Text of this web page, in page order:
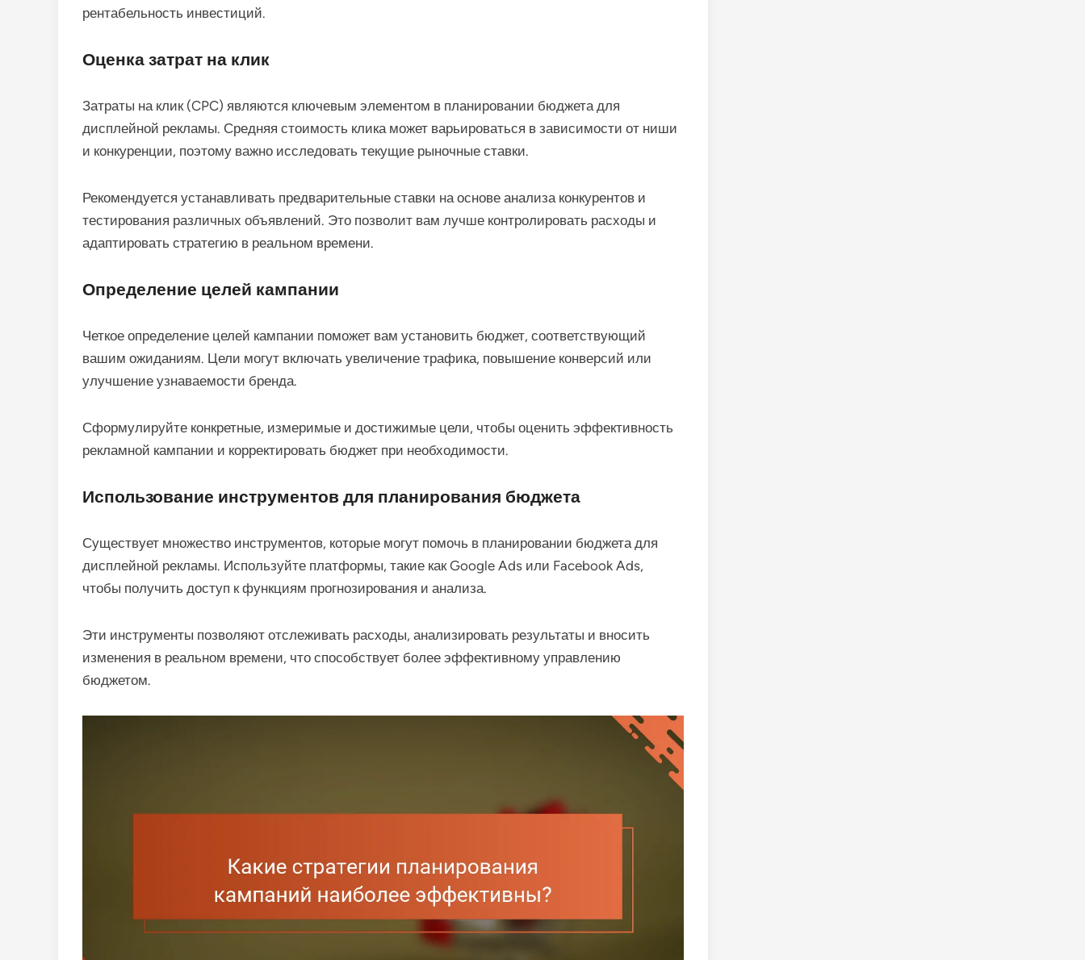
рентабельность инвестиций.
Оценка затрат на клик
Затраты на клик (CPC) являются ключевым элементом в планировании бюджета для
дисплейной рекламы. Средняя стоимость клика может варьироваться в зависимости от ниши
и конкуренции, поэтому важно исследовать текущие рыночные ставки.
Рекомендуется устанавливать предварительные ставки на основе анализа конкурентов и
тестирования различных объявлений. Это позволит вам лучше контролировать расходы и
адаптировать стратегию в реальном времени.
Определение целей кампании
Четкое определение целей кампании поможет вам установить бюджет, соответствующий
вашим ожиданиям. Цели могут включать увеличение трафика, повышение конверсий или
улучшение узнаваемости бренда.
Сформулируйте конкретные, измеримые и достижимые цели, чтобы оценить эффективность
рекламной кампании и корректировать бюджет при необходимости.
Использование инструментов для планирования бюджета
Существует множество инструментов, которые могут помочь в планировании бюджета для
дисплейной рекламы. Используйте платформы, такие как Google Ads или Facebook Ads,
чтобы получить доступ к функциям прогнозирования и анализа.
Эти инструменты позволяют отслеживать расходы, анализировать результаты и вносить
изменения в реальном времени, что способствует более эффективному управлению
бюджетом.